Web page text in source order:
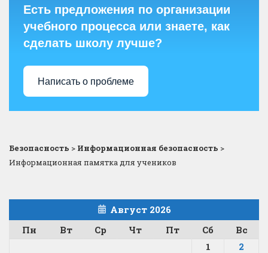
Есть предложения по организации
учебного процесса или знаете, как
сделать школу лучше?
Написать о проблеме
Безопасность > Информационная безопасность >
Информационная памятка для учеников
Август 2026
Пн
Вт Ср Чт Пт Сб
Вс
1
2